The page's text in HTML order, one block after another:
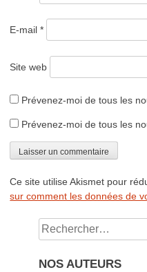
E-mail*
Site web
Prévenez-moi de tous les
Prévenez-moi de tous les
Ce site utilise Akismet pour
sur comment les données de
Rechercher :
NOS AUTEURS